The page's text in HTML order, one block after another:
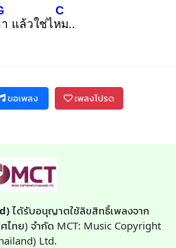
แล้วใช่ไหม
C
..
ขอเพลง เพลงโปรด
ได้รับอนุญาตใช้ลิขสิทธิ์เพลงจาก
ไทย) จำกัด MCT: Music Copyright
Ltd.